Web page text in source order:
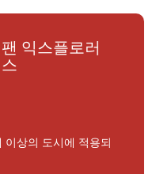
익스플로러
상의 도시에 적용되